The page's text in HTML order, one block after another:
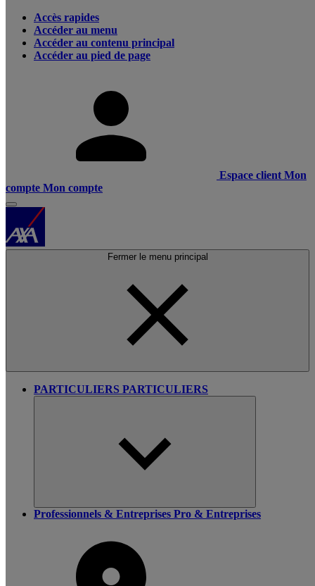
Accès rapides
Accéder au menu
Accéder au contenu principal
Accéder au pied de page
Espace client Mon
compte Mon compte
Fermer le menu principal
PARTICULIERS PARTICULIERS
Professionnels & Entreprises Pro & Entreprises